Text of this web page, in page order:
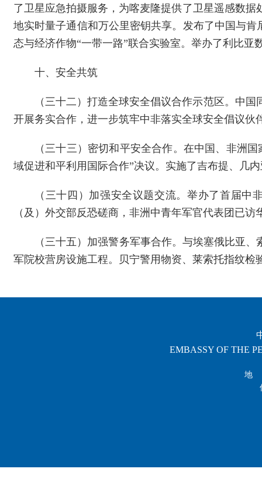
了卫星应急拍摄服务，为喀麦隆提供了卫星遥感数
地实时量子通信和万公里密钥共享。发布了中国与
态与经济作物“一带一路”联合实验室。举办了利比
十、安全共筑
（三十二）打造全球安全倡议合作示范区。中
开展务实合作，进一步筑牢中非落实全球安全倡议
（三十三）密切和平安全合作。在中国、非洲
域促进和平利用国际合作”决议。实施了吉布提、几
（三十四）加强安全议题交流。举办了首届
（及）外交部反恐磋商，非洲中青年军官代表团已访
（三十五）加强警务军事合作。与埃塞俄比亚
军院校营房设施工程。贝宁警用物资、莱索托指纹检
EMBASSY OF THE
地